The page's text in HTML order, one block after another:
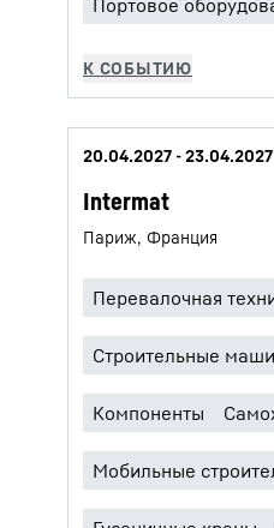
20.04.2027 - 23.04.2027
Intermat
Париж, Франция